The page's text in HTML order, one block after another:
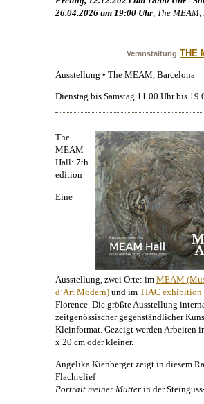
26.04.2026 um 19:00 Uhr , The
Veranstaltung THE
Ausstellung • The MEAM, Barcelona
Dienstag bis Samstag 11.00 Uhr bis
The
MEAM
Hall: 7th
edition
Eine
Ausstellung, zwei Orte: im MEAM
d’Art Modern) und im TIAC exhibition
Florence. Die größte Ausstellung
zeitgenössischer gegenständlicher
Kleinformat. Gezeigt werden Arbeiten
x 20 cm oder kleiner.
Angelika Kienbergerzeigt in diesem
Flachrelief
Portrait meiner Mutter in der